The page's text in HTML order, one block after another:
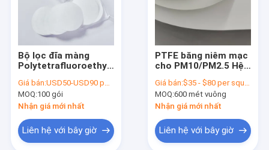
Bộ lọc đĩa màng
Polytetrafluoroethylene
25mm Dia
Giá bán:USD50-USD90 per pack
MOQ:100 gói
Nhận giá mới nhất
Liên hệ với bây giờ
PTFE băng niêm mạc
cho PM10/PM2.5 Hệ
không khí Hiệu quả
chặn 99,7% cho
0,3μm Các chất hạt
Giá bán:$35 - $80 per square meter ,pls contact our sales
MOQ:600 mét vuông
Nhận giá mới nhất
Liên hệ với bây giờ